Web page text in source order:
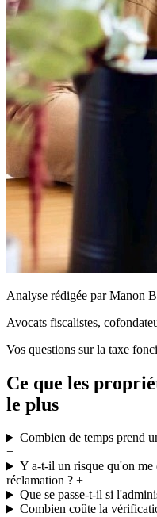
Analyse rédigée par Manon
Avocats fiscalistes,
Vos questions sur la taxe
Ce que les
le plus
Combien de temps prend
+
Y a-t-il un risque qu'on me
réclamation ? +
Que se passe-t-il si
Combien coûte la